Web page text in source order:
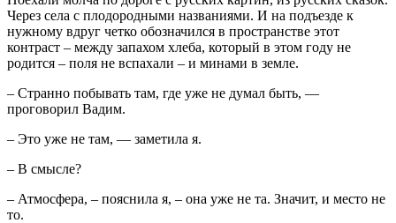
Через села с плодородными названиями. И на подъезде к
нужному вдруг четко обозначился в пространстве этот
контраст – между запахом хлеба, который в этом году не
родится – поля не вспахали – и минами в земле.
– Странно побывать там, где уже не думал быть, —
проговорил Вадим.
– Это уже не там, — заметила я.
– В смысле?
– Атмосфера, – пояснила я, – она уже не та. Значит, и место не
то.